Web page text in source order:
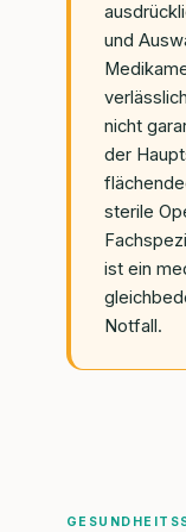
und
nicht
der
sterile
ist ein
Notfall.